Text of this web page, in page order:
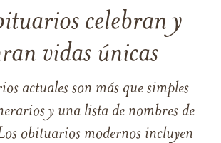
celebran y
vidas únicas
actuales son más que simples
y una lista de nombres de
obituarios modernos incluyen